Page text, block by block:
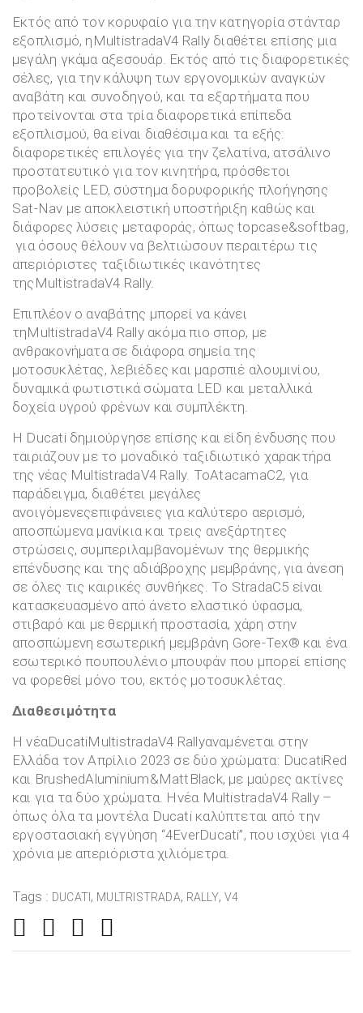
Εκτός από τον κορυφαίο για την κατηγορία στάνταρ
εξοπλισμό, ηMultistradaV4 Rally διαθέτει επίσης μια
μεγάλη γκάμα αξεσουάρ. Εκτός από τις διαφορετικές
σέλες, για την κάλυψη των εργονομικών αναγκών
αναβάτη και συνοδηγού, και τα εξαρτήματα που
προτείνονται στα τρία διαφορετικά επίπεδα
εξοπλισμού, θα είναι διαθέσιμα και τα εξής:
διαφορετικές επιλογές για την ζελατίνα, ατσάλινο
προστατευτικό για τον κινητήρα, πρόσθετοι
προβολείς LED, σύστημα δορυφορικής πλοήγησης
Sat-Nav με αποκλειστική υποστήριξη καθώς και
διάφορες λύσεις μεταφοράς, όπως topcase&softbag,
για όσους θέλουν να βελτιώσουν περαιτέρω τις
απεριόριστες ταξιδιωτικές ικανότητες
τηςMultistradaV4 Rally.
Επιπλέον ο αναβάτης μπορεί να κάνει
τηMultistradaV4 Rally ακόμα πιο σπορ, με
ανθρακονήματα σε διάφορα σημεία της
μοτοσυκλέτας, λεβιέδες και μαρσπιέ αλουμινίου,
δυναμικά φωτιστικά σώματα LED και μεταλλικά
δοχεία υγρού φρένων και συμπλέκτη.
Η Ducati δημιούργησε επίσης και είδη ένδυσης που
ταιριάζουν με το μοναδικό ταξιδιωτικό χαρακτήρα
της νέας MultistradaV4 Rally. ToAtacamaC2, για
παράδειγμα, διαθέτει μεγάλες
ανοιγόμενεςεπιφάνειες για καλύτερο αερισμό,
αποσπώμενα μανίκια και τρεις ανεξάρτητες
στρώσεις, συμπεριλαμβανομένων της θερμικής
επένδυσης και της αδιάβροχης μεμβράνης, για άνεση
σε όλες τις καιρικές συνθήκες. Το StradaC5 είναι
κατασκευασμένο από άνετο ελαστικό ύφασμα,
στιβαρό και με θερμική προστασία, χάρη στην
αποσπώμενη εσωτερική μεμβράνη Gore-Tex® και ένα
εσωτερικό πουπουλένιο μπουφάν που μπορεί επίσης
να φορεθεί μόνο του, εκτός μοτοσυκλέτας.
Διαθεσιμότητα
Η νέαDucatiMultistradaV4 Rallyαναμένεται στην
Ελλάδα τον Απρίλιο 2023 σε δύο χρώματα: DucatiRed
και BrushedAluminium&MattBlack, με μαύρες ακτίνες
και για τα δύο χρώματα. Ηνέα MultistradaV4 Rally –
όπως όλα τα μοντέλα Ducati καλύπτεται από την
εργοστασιακή εγγύηση “4EverDucati”, που ισχύει για 4
χρόνια με απεριόριστα χιλιόμετρα.
Tags : DUCATI , MULTRISTRADA, RALLY, V4